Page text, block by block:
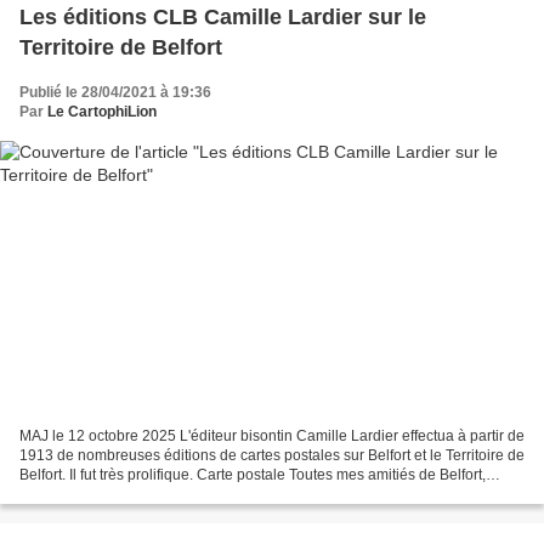
Les éditions CLB Camille Lardier sur le
Territoire de Belfort
Publié le 28/04/2021 à 19:36
Par Le CartophiLion
MAJ le 12 octobre 2025 L'éditeur bisontin Camille Lardier effectua à partir de
1913 de nombreuses éditions de cartes postales sur Belfort et le Territoire de
Belfort. Il fut très prolifique. Carte postale Toutes mes amitiés de Belfort,